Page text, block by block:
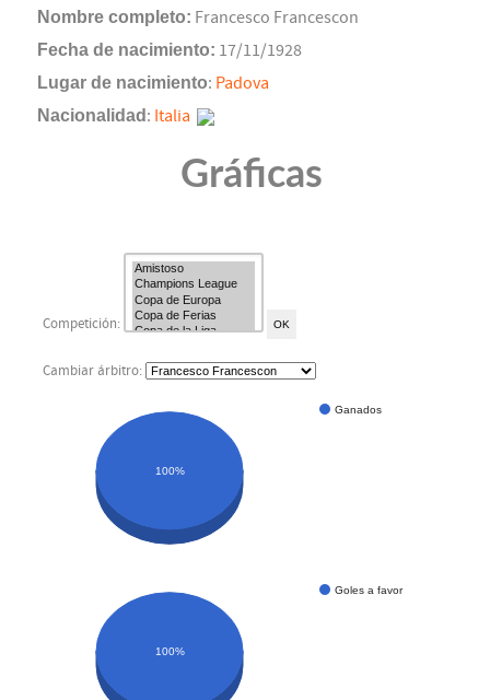
Nombre completo: Francesco Francescon
Fecha de nacimiento: 17/11/1928
Lugar de nacimiento: Padova
Nacionalidad : Italia
Gráficas
Competición:
Cambiar árbitro:
Ganados
100%
Goles a favor
100%